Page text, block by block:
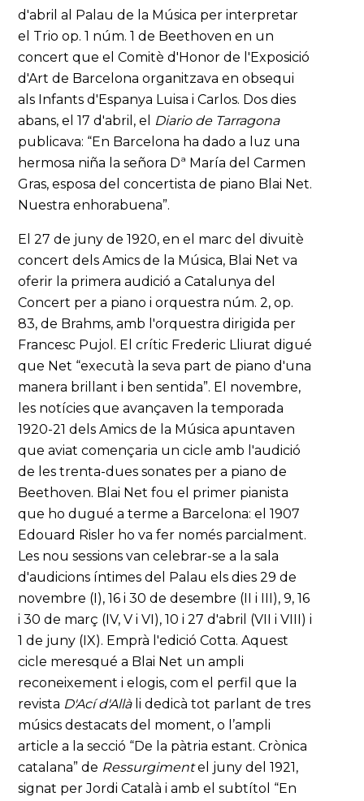
d'abril al Palau de la Música per interpretar
el Trio op. 1 núm. 1 de Beethoven en un
concert que el Comitè d'Honor de l'Exposició
d'Art de Barcelona organitzava en obsequi
als Infants d'Espanya Luisa i Carlos. Dos dies
abans, el 17 d'abril, el Diario de Tarragona
publicava: “En Barcelona ha dado a luz una
hermosa niña la señora Dª María del Carmen
Gras, esposa del concertista de piano Blai Net.
Nuestra enhorabuena”.
El 27 de juny de 1920, en el marc del divuitè
concert dels Amics de la Música, Blai Net va
oferir la primera audició a Catalunya del
Concert per a piano i orquestra núm. 2, op.
83, de Brahms, amb l'orquestra dirigida per
Francesc Pujol. El crític Frederic Lliurat digué
que Net “executà la seva part de piano d'una
manera brillant i ben sentida”. El novembre,
les notícies que avançaven la temporada
1920-21 dels Amics de la Música apuntaven
que aviat començaria un cicle amb l'audició
de les trenta-dues sonates per a piano de
Beethoven. Blai Net fou el primer pianista
que ho dugué a terme a Barcelona: el 1907
Edouard Risler ho va fer només parcialment.
Les nou sessions van celebrar-se a la sala
d'audicions íntimes del Palau els dies 29 de
novembre (I), 16 i 30 de desembre (II i III), 9, 16
i 30 de març (IV, V i VI), 10 i 27 d'abril (VII i VIII) i
1 de juny (IX). Emprà l'edició Cotta. Aquest
cicle meresqué a Blai Net un ampli
reconeixement i elogis, com el perfil que la
revista D'Ací d'Allàli dedicà tot parlant de tres
músics destacats del moment, o l’ampli
article a la secció “De la pàtria estant. Crònica
catalana” de Ressurgimentel juny del 1921,
signat per Jordi Català i amb el subtítol “En